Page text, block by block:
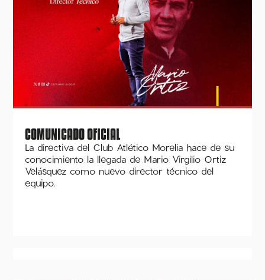
COMUNICADO OFICIAL
La directiva del Club Atlético Morelia hace de su
conocimiento la llegada de Mario Virgilio Ortiz
Velásquez como nuevo director técnico del
equipo.